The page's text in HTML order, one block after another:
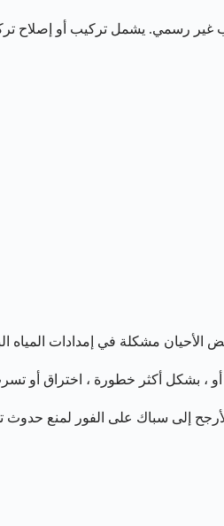
رسمي. يشمل تركيب أو إصلاح
مشكلة في إمدادات المياه
أو ، بشكل أكثر خطورة ، اختراق أو
إلى سباك على الفور لمنع